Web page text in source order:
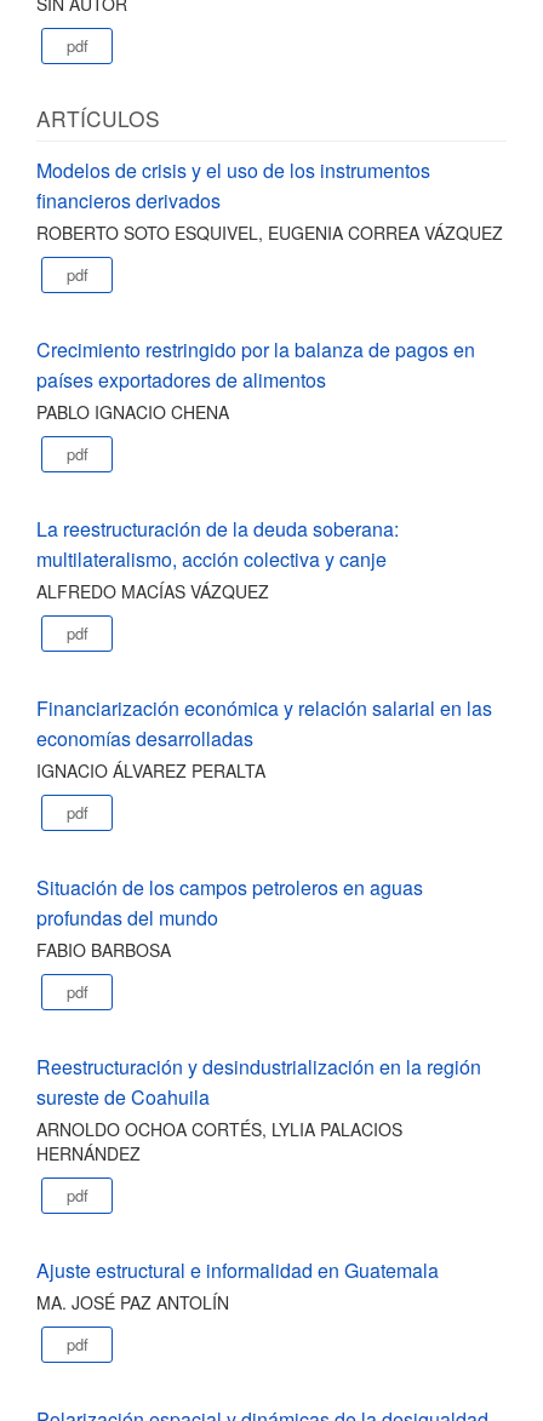
pdf
ARTÍCULOS
Modelos de crisis y el uso de los instrumentos
financieros derivados
ROBERTO SOTO ESQUIVEL, EUGENIA CORREA VÁZQUEZ
pdf
Crecimiento restringido por la balanza de pagos en
países exportadores de alimentos
PABLO IGNACIO CHENA
pdf
La reestructuración de la deuda soberana:
multilateralismo, acción colectiva y canje
ALFREDO MACÍAS VÁZQUEZ
pdf
Financiarización económica y relación salarial en las
economías desarrolladas
IGNACIO ÁLVAREZ PERALTA
pdf
Situación de los campos petroleros en aguas
profundas del mundo
FABIO BARBOSA
pdf
Reestructuración y desindustrialización en la región
sureste de Coahuila
ARNOLDO OCHOA CORTÉS, LYLIA PALACIOS
HERNÁNDEZ
pdf
Ajuste estructural e informalidad en Guatemala
MA. JOSÉ PAZ ANTOLÍN
pdf